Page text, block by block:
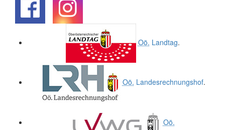
Oö. Landtag.
Oö. Landesrechnungshof.
Oö.